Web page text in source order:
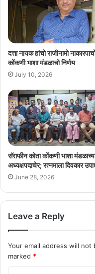
दत्ता नायक हांचो राजीनामो
कोंकणी भाशा मंडळाचो निर्णय
July 10, 2026
सॅराफीन कोता कोंकणी भाशा
अध्यक्षपदाचेर; रत्नमाला दिवकार
June 28, 2026
Leave a Reply
Your email address will not
marked *